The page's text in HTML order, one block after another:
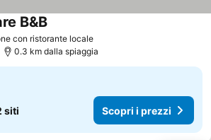
con ristorante locale
B&B
0.3 km dalla spiaggia
siti Scopri i prezzi